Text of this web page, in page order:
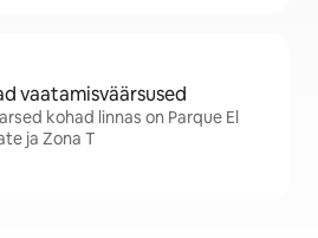
vaatamisväärsused
kohad linnas on Parque El
ja Zona T